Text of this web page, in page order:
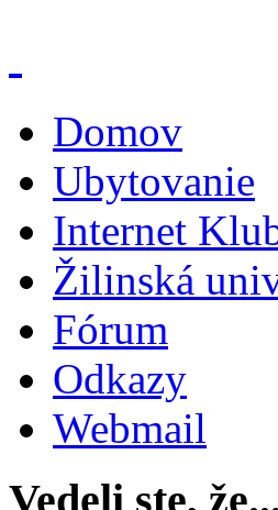
Domov
Ubytovanie
Internet
Žilinská
Fórum
Odkazy
Webmail
Vedeli ste,